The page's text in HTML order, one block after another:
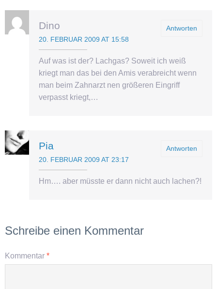
Antworten
Dino
20. FEBRUAR 2009 AT 15:58
Auf was ist der? Lachgas? Soweit ich weiß
kriegt man das bei den Amis verabreicht wenn
man beim Zahnarzt nen größeren Eingriff
verpasst kriegt,…
Antworten
Pia
20. FEBRUAR 2009 AT 23:17
Hm…. aber müsste er dann nicht auch lachen?!
Schreibe einen Kommentar
Kommentar *